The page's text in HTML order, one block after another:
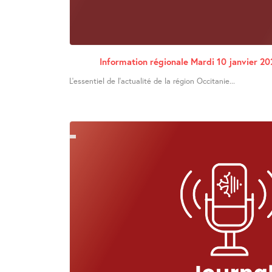
Information régionale Mardi 10 janvier
L’essentiel de l’actualité de la région Occitanie...